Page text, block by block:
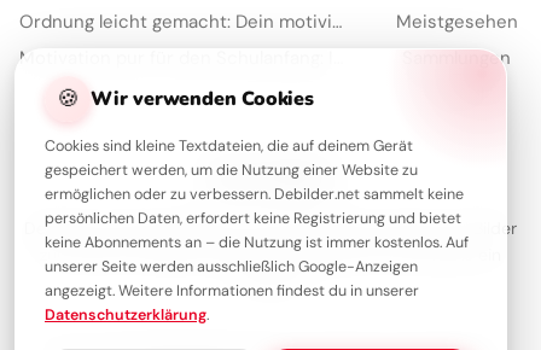
🍪 Wir verwenden Cookies
Cookies sind kleine Textdateien, die auf deinem Gerät
gespeichert werden, um die Nutzung einer Website zu
ermöglichen oder zu verbessern. Debilder.net sammelt keine
persönlichen Daten, erfordert keine Registrierung und bietet
keine Abonnements an – die Nutzung ist immer kostenlos. Auf
unserer Seite werden ausschließlich Google-Anzeigen
angezeigt. Weitere Informationen findest du in unserer
Datenschutzerklärung.
Ordnung leicht gemacht: Dein motivierender Spruch für Instagram zum Schulstart!
Meistgesehen
Sammlungen
Über Debilder
Debilder ist deine Plattform für die schönsten Grüße und Bilder
zum Teilen. Entdecke unsere Sammlung und verschenke ein
Lächeln!